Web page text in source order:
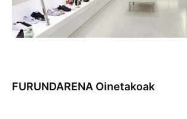
FURUNDARENA Oinetakoak